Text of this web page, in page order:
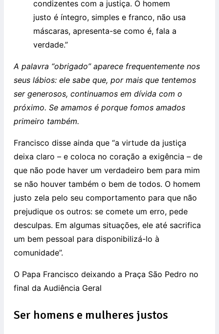
condizentes com a justiça. O homem
justo é íntegro, simples e franco, não usa
máscaras, apresenta-se como é, fala a
verdade.”
A palavra “obrigado” aparece frequentemente nos
seus lábios: ele sabe que, por mais que tentemos
ser generosos, continuamos em dívida com o
próximo. Se amamos é porque fomos amados
primeiro também.
Francisco disse ainda que “a virtude da justiça
deixa claro – e coloca no coração a exigência – de
que não pode haver um verdadeiro bem para mim
se não houver também o bem de todos. O homem
justo zela pelo seu comportamento para que não
prejudique os outros: se comete um erro, pede
desculpas. Em algumas situações, ele até sacrifica
um bem pessoal para disponibilizá-lo à
comunidade”.
O Papa Francisco deixando a Praça São Pedro no
final da Audiência Geral
Ser homens e mulheres justos